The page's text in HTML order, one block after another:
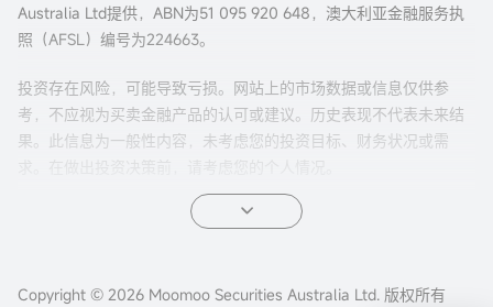
Australia Ltd提供，ABN为51 095 920 648，澳大利亚金融服务执
照（AFSL）编号为224663。
投资存在风险，可能导致亏损。网站上的市场数据或信息仅供参
考，不应视为买卖金融产品的认可或建议。历史表现不代表未来结
果。此信息为一般性内容，未考虑您的投资目标、财务状况或需
期权交易风险较高，并不适合所有投资者。期权的特性有可能导致
（OCC）发布的《标准化期权的特性和风险》等文件。
Copyright © 2026 Moomoo Securities Australia Ltd. 版权所有